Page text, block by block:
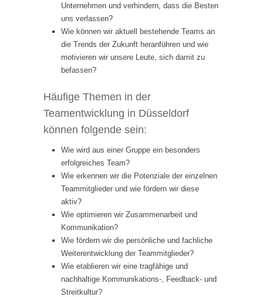
Unternehmen und verhindern, dass die Besten
uns verlassen?
Wie können wir aktuell bestehende Teams an
die Trends der Zukunft heranführen und wie
motivieren wir unsere Leute, sich damit zu
befassen?
Häufige Themen in der
Teamentwicklung in Düsseldorf
können folgende sein:
Wie wird aus einer Gruppe ein besonders
erfolgreiches Team?
Wie erkennen wir die Potenziale der einzelnen
Teammitglieder und wie fördern wir diese
aktiv?
Wie optimieren wir Zusammenarbeit und
Kommunikation?
Wie fördern wir die persönliche und fachliche
Weiterentwicklung der Teammitglieder?
Wie etablieren wir eine tragfähige und
nachhaltige Kommunikations-, Feedback- und
Streitkultur?